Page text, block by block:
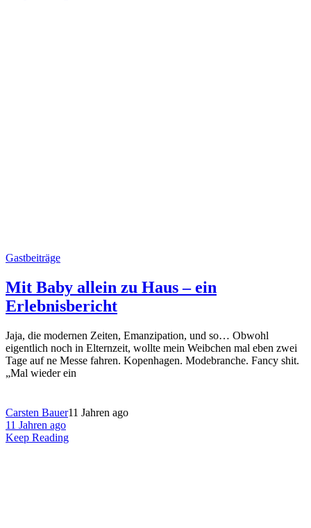
Gastbeiträge
Mit Baby allein zu Haus – ein
Erlebnisbericht
Jaja, die modernen Zeiten, Emanzipation, und so… Obwohl
eigentlich noch in Elternzeit, wollte mein Weibchen mal eben zwei
Tage auf ne Messe fahren. Kopenhagen. Modebranche. Fancy shit.
„Mal wieder ein
Carsten Bauer11 Jahren ago
11 Jahren ago
Keep Reading